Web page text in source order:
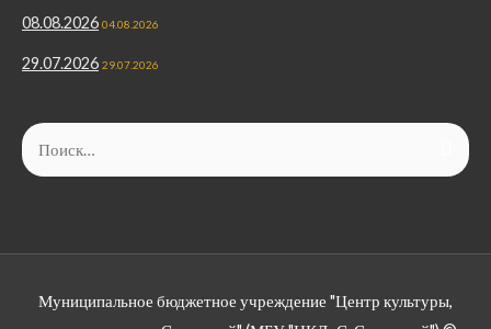
08.08.2026 04.08.2026
29.07.2026 29.07.2026
Найти:
Муниципальное бюджетное учреждение "Центр культуры,